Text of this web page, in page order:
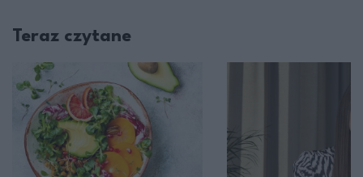
Teraz czytane